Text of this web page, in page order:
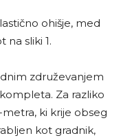
ohišje, med
na sliki 1.
združevanjem
Za razliko
ki krije obseg
kot gradnik,